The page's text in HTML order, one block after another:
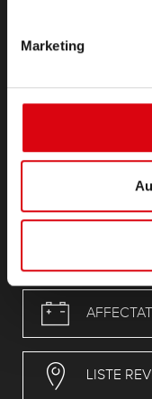
Marketing
Conditions
REACH Règlement
Compliance
PFAS
LISTE